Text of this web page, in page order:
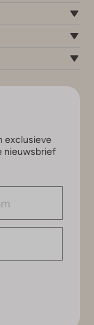
exclusieve
nieuwsbrief